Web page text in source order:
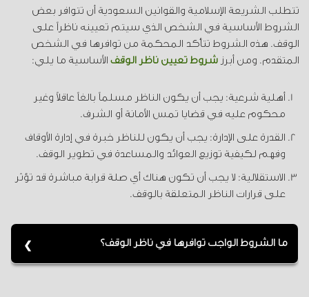
تتطلب الشريعة الإسلامية والقوانين السعودية أن تتوافر بعض
الشروط الأساسية في الشخص الذي سيتم تعيينه ناظراً على
الوقف. هذه الشروط تتأكد المحكمة من توافرها في الشخص
المتقدم. ومن أبرزشروط تعيين ناظر الوقف الأساسية ما يلي:
أهلية شرعية: يجب أن يكون الناظر مسلماً بالغاً عاقلاً وغير
محكوم عليه في قضايا تمس الأمانة أو الشرف.
القدرة على الإدارة: يجب أن يكون للناظر خبرة في إدارة الأوقاف
وفهم لكيفية توزيع العوائد والمساعدة في تطوير الوقف.
الاستقلالية: لا يجب أن تكون هناك أي صلة قرابة مباشرة قد تؤثر
على قرارات الناظر المتعلقة بالوقف.
ما الشروط الواجب توافرها في ناظر الوقف؟